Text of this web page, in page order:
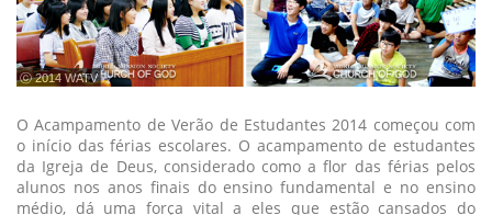
ⓒ 2014 WATV
O Acampamento de Verão de Estudantes 2014 começou com
o início das férias escolares. O acampamento de estudantes
da Igreja de Deus, considerado como a flor das férias pelos
alunos nos anos finais do ensino fundamental e no ensino
médio, dá uma força vital a eles que estão cansados do